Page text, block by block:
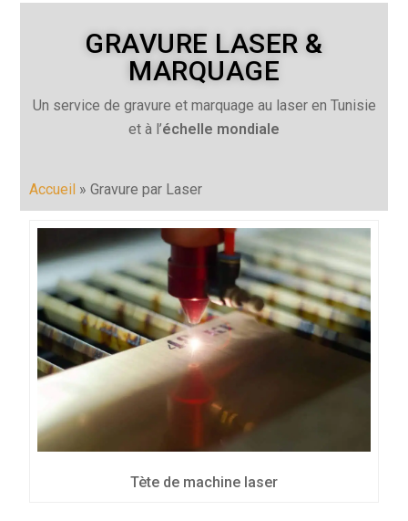
GRAVURE LASER &
MARQUAGE
Un service de gravure et marquage au laser en Tunisie
et à l’échelle mondiale
Accueil »Gravure par Laser
Tète de machine laser